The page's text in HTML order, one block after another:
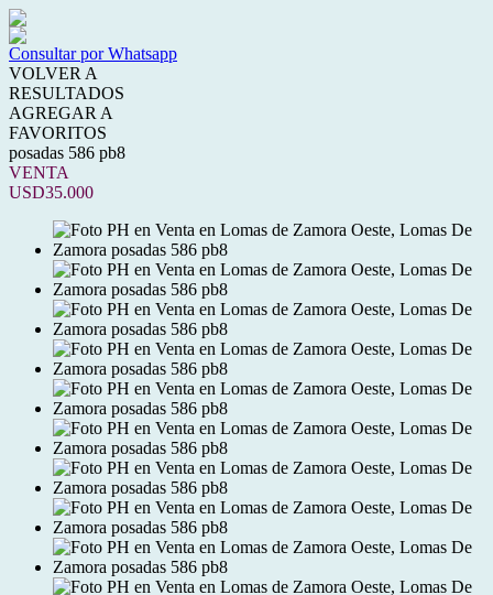
Consultar por Whatsapp
VOLVER A
RESULTADOS
AGREGAR A
FAVORITOS
posadas 586 pb8
VENTA
USD35.000